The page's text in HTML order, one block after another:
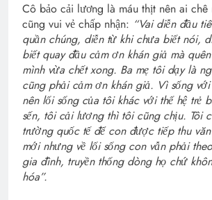
Cô bảo cải lương là máu thịt nên ai chê
cũng vui vẻ chấp nhận: “Vai diễn đầu
quần chúng, diễn từ khi chưa biết nói,
biết quay đầu cảm ơn khán giả mà
mình vừa chết xong. Ba mẹ tôi dạy là
cũng phải cảm ơn khán giả. Vì sống
nên lối sống của tôi khác với thế hệ trẻ
sến, tôi cải lương thì tôi cũng chịu. Tôi
trường quốc tế để con được tiếp thu
mới nhưng về lối sống con vẫn phải
gia đình, truyền thống dòng họ chứ
hóa”.